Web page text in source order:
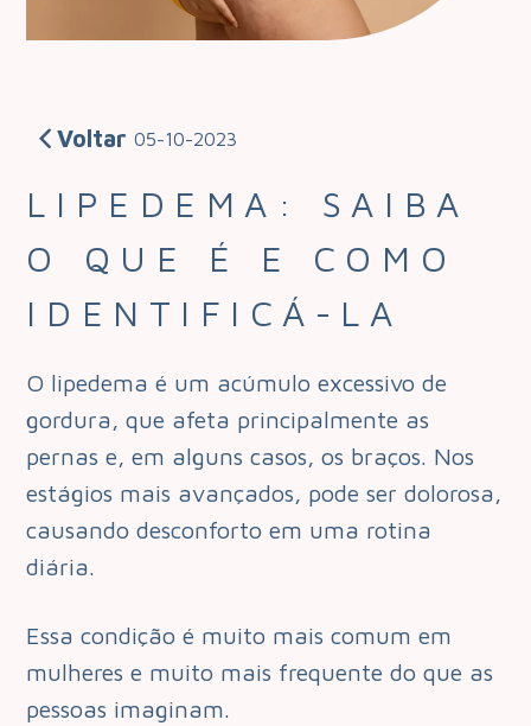
Voltar 05-10-2023
LIPEDEMA: SAIBA
O QUE É E COMO
IDENTIFICÁ-LA
O lipedema é um acúmulo excessivo de
gordura, que afeta principalmente as
pernas e, em alguns casos, os braços. Nos
estágios mais avançados, pode ser dolorosa,
causando desconforto em uma rotina
diária.
Essa condição é muito mais comum em
mulheres e muito mais frequente do que as
pessoas imaginam.